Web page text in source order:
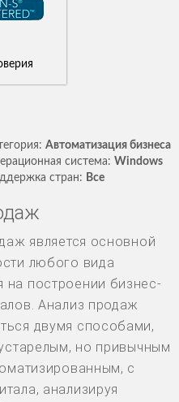
Автоматизация бизнеса
система: Windows
стран: Все
является основной
любого вида
построении бизнес-
Анализ продаж
двумя способами,
но привычным
с
анализируя